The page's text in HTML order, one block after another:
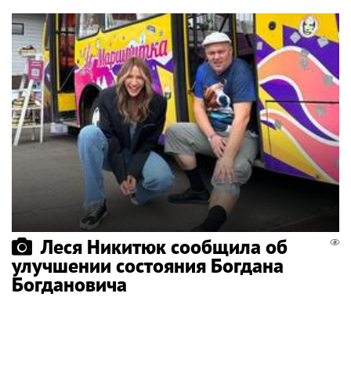
Леся Никитюк сообщила об
улучшении состояния Богдана
Богдановича